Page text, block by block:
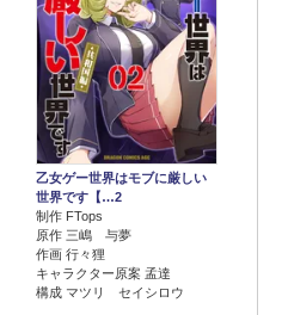
乙女ゲー世界はモブに厳しい
世界です【…2
制作 FTops
原作 三嶋 与夢
作画 行々狸
キャラクター原案 孟達
構成 マツリ セイシロウ